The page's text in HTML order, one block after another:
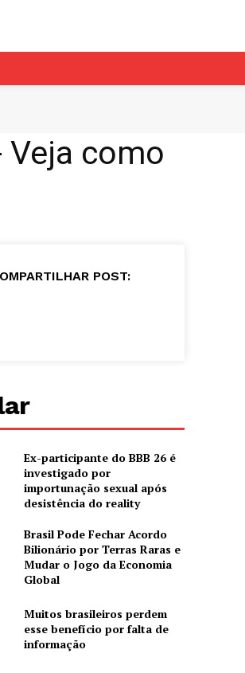
Veja como
POST:
Ex-participante do BBB 26 é
investigado por
importunação sexual após
desistência do reality
Brasil Pode Fechar Acordo
Bilionário por Terras Raras e
Mudar o Jogo da Economia
Global
Muitos brasileiros perdem
esse benefício por falta de
informação